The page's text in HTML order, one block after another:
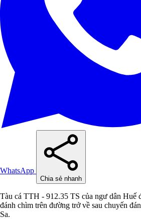
WhatsApp
Chia sẻ nhanh
Tàu cá TTH - 912.35 TS của ngư dân Huế
đánh chìm trên đường trở về sau chuyến
Sa.